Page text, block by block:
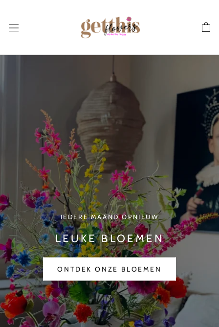
content
IEDERE MAAND OPNIEUW
LEUKE BLOEMEN
ONTDEK ONZE BLOEMEN